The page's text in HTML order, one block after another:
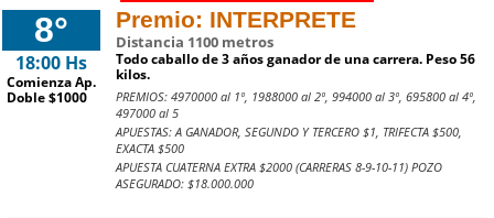
8°
18:00 Hs
Comienza Ap.
Doble $1000
Premio: INTERPRETE
Distancia 1100 metros
Todo caballo de 3 años ganador de una carrera. Peso 56
kilos.
PREMIOS: 4970000 al 1º, 1988000 al 2º, 994000 al 3º, 695800 al 4º,
497000 al 5
APUESTAS: A GANADOR, SEGUNDO Y TERCERO $1, TRIFECTA $500,
EXACTA $500
APUESTA CUATERNA EXTRA $2000 (CARRERAS 8-9-10-11) POZO
ASEGURADO: $18.000.000